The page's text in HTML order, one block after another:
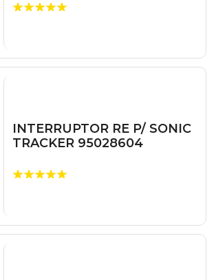
INTERRUPTOR RE P/ SONIC
TRACKER 95028604